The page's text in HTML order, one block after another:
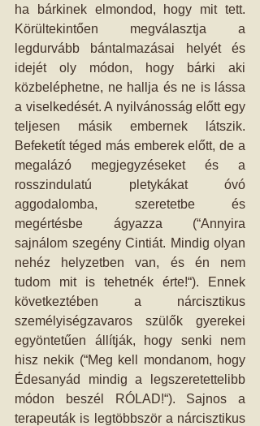
ha bárkinek elmondod, hogy mit tett.
Körültekintően megválasztja a
legdurvább bántalmazásai helyét és
idejét oly módon, hogy bárki aki
közbeléphetne, ne hallja és ne is lássa
a viselkedését. A nyilvánosság előtt egy
teljesen másik embernek látszik.
Befeketít téged más emberek előtt, de a
megalázó megjegyzéseket és a
rosszindulatú pletykákat óvó
aggodalomba, szeretetbe és
megértésbe ágyazza (“Annyira
sajnálom szegény Cintiát. Mindig olyan
nehéz helyzetben van, és én nem
tudom mit is tehetnék érte!“). Ennek
következtében a nárcisztikus
személyiségzavaros szülők gyerekei
egyöntetűen állítják, hogy senki nem
hisz nekik (“Meg kell mondanom, hogy
Édesanyád mindig a legszeretettelibb
módon beszél RÓLAD!“). Sajnos a
terapeuták is legtöbbször a nárcisztikus